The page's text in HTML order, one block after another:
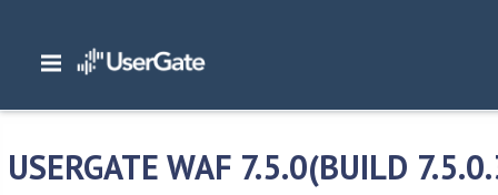
Главная/ Описание версий/UserGate SUMMA
7.5.0.324668R, 12/01/2026)
USERGATE WAF 7.5.0(BUILD